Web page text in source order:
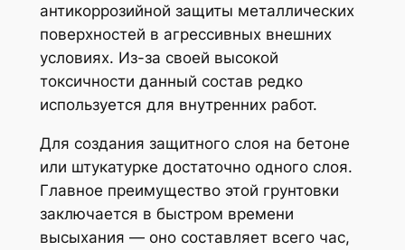
антикоррозийной защиты металлических
поверхностей в агрессивных внешних
условиях. Из-за своей высокой
токсичности данный состав редко
используется для внутренних работ.
Для создания защитного слоя на бетоне
или штукатурке достаточно одного слоя.
Главное преимущество этой грунтовки
заключается в быстром времени
высыхания — оно составляет всего час,